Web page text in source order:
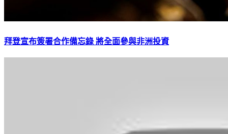
拜登宣布簽署合作備忘錄 將全面參與非洲投資